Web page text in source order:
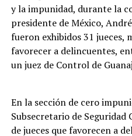
y la impunidad, durante la
presidente de México,
fueron exhibidos 31 jueces,
favorecer a delincuentes,
un juez de Control de
En la sección de cero
Subsecretario de Seguridad
de jueces que favorecen a